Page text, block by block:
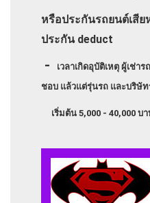
หรือประกันรถยนต์เสี
ประกัน deduct
-
เวลาเกิดอุบัติเหตุ ผู้เช่า
ชอบ แล้วแต่รุ่นรถ และบริษัท
เริ่มต้น 5,000 - 40,000 บ